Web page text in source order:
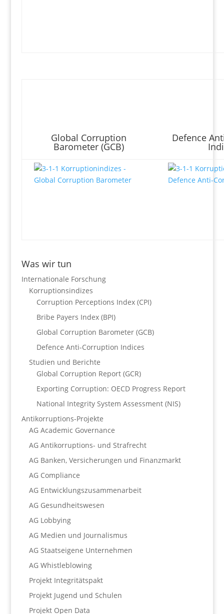
Global Corruption
Barometer (GCB)
Defence
Was wir tun
Internationale Forschung
Korruptionsindizes
Corruption Perceptions Index (CPI)
Bribe Payers Index (BPI)
Global Corruption Barometer (GCB)
Defence Anti-Corruption Indices
Studien und Berichte
Global Corruption Report (GCR)
Exporting Corruption: OECD Progress Report
National Integrity System Assessment (NIS)
Antikorruptions-Projekte
AG Academic Governance
AG Antikorruptions- und Strafrecht
AG Banken, Versicherungen und Finanzmarkt
AG Compliance
AG Entwicklungszusammenarbeit
AG Gesundheitswesen
AG Lobbying
AG Medien und Journalismus
AG Staatseigene Unternehmen
AG Whistleblowing
Projekt Integritätspakt
Projekt Jugend und Schulen
Projekt Open Data